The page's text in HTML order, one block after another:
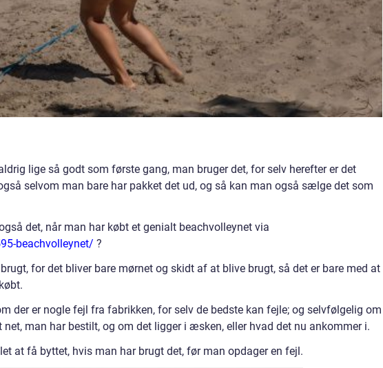
lige så godt som første gang, man bruger det, for selv herefter er det
selvom man bare har pakket det ud, og så kan man også sælge det som
det, når man har købt et genialt beachvolleynet via
beachvolleynet/ ?
for det bliver bare mørnet og skidt af at blive brugt, så det er bare med at
der er nogle fejl fra fabrikken, for selv de bedste kan fejle; og selvfølgelig om
net, man har bestilt, og om det ligger i æsken, eller hvad det nu ankommer i.
at få byttet, hvis man har brugt det, før man opdager en fejl.